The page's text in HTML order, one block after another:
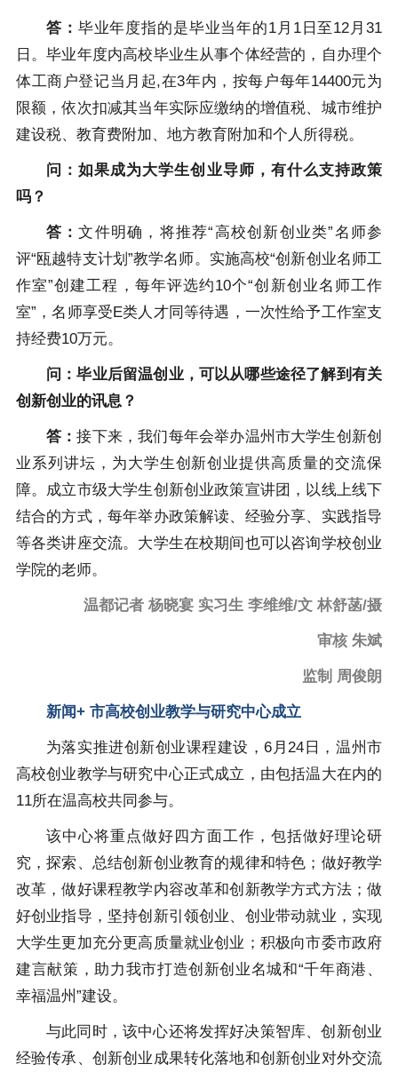
答： 毕业年度指的是毕业当年的1月1日至12月31
日。毕业年度内高校毕业生从事个体经营的，自办理个
体工商户登记当月起,在3年内，按每户每年14400元为
限额，依次扣减其当年实际应缴纳的增值税、城市维护
建设税、教育费附加、地方教育附加和个人所得税。
问：如果成为大学生创业导师，有什么支持政策
吗？
答：文件明确，将推荐“高校创新创业类”名师参
评“瓯越特支计划”教学名师。实施高校“创新创业名师工
作室”创建工程，每年评选约10个“创新创业名师工作
室”，名师享受E类人才同等待遇，一次性给予工作室支
持经费10万元。
问：毕业后留温创业，可以从哪些途径了解到有关
创新创业的讯息？
答：接下来，我们每年会举办温州市大学生创新创
业系列讲坛，为大学生创新创业提供高质量的交流保
障。成立市级大学生创新创业政策宣讲团，以线上线下
结合的方式，每年举办政策解读、经验分享、实践指导
等各类讲座交流。大学生在校期间也可以咨询学校创业
学院的老师。
温都记者 杨晓宴 实习生 李维维/文 林舒菡/摄
审核 朱斌
监制 周俊朗
新闻+ 市高校创业教学与研究中心成立
为落实推进创新创业课程建设，6月24日，温州市
高校创业教学与研究中心正式成立，由包括温大在内的
11所在温高校共同参与。
该中心将重点做好四方面工作，包括做好理论研
究，探索、总结创新创业教育的规律和特色；做好教学
改革，做好课程教学内容改革和创新教学方式方法；做
好创业指导，坚持创新引领创业、创业带动就业，实现
大学生更加充分更高质量就业创业；积极向市委市政府
建言献策，助力我市打造创新创业名城和“千年商港、
幸福温州”建设。
与此同时，该中心还将发挥好决策智库、创新创业
经验传承、创新创业成果转化落地和创新创业对外交流